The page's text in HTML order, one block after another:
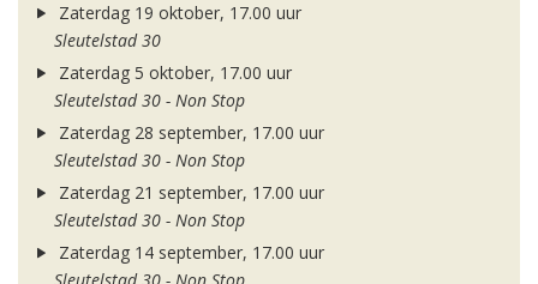
Zaterdag 19 oktober, 17.00 uur
Sleutelstad 30
Zaterdag 5 oktober, 17.00 uur
Sleutelstad 30 - Non Stop
Zaterdag 28 september, 17.00 uur
Sleutelstad 30 - Non Stop
Zaterdag 21 september, 17.00 uur
Sleutelstad 30 - Non Stop
Zaterdag 14 september, 17.00 uur